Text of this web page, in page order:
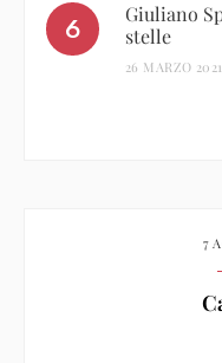
Giuliano
stelle
26 MARZO 2021
7